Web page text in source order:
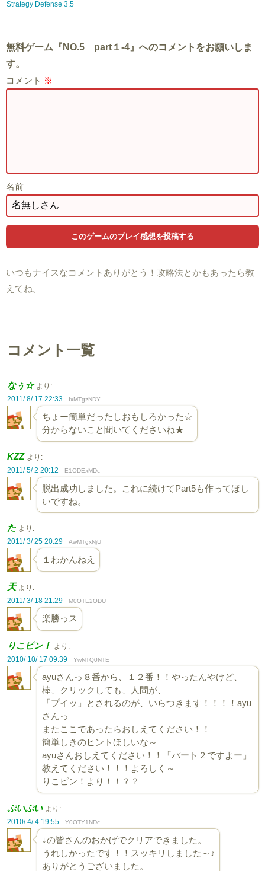
Strategy Defense 3.5
無料ゲーム『NO.5 part１-4』へのコメントをお願いしま
す。
コメント ※
名前
いつもナイスなコメントありがとう！攻略法とかもあったら教
えてね。
コメント一覧
なぅ☆ より:
2011/ 8/ 17 22:33
IxMTgzNDY
ちょー簡単だったしおもしろかった☆
分からないこと聞いてくださいね★
KZZ より:
2011/ 5/ 2 20:12
E1ODExMDc
脱出成功しました。これに続けてPart5も作ってほし
いですね。
た より:
2011/ 3/ 25 20:29
AwMTgxNjU
１わかんねえ
天 より:
2011/ 3/ 18 21:29
M0OTE2ODU
楽勝っス
りこピン！ より:
2010/ 10/ 17 09:39
YwNTQ0NTE
ayuさんっ８番から、１２番！！やったんやけど、
棒、クリックしても、人間が、
「プイッ」とされるのが、いらつきます！！！！ayu
さんっ
またここであったらおしえてください！！
簡単しきのヒントほしいな～
ayuさんおしえてください！！「パート２ですよー」
教えてください！！！よろしく～
りこピン！より！！？？
ぷいぷい より:
2010/ 4/ 4 19:55
Y0OTY1NDc
↓の皆さんのおかげでクリアできました。
うれしかったです！！スッキリしました～♪
ありがとうございました。